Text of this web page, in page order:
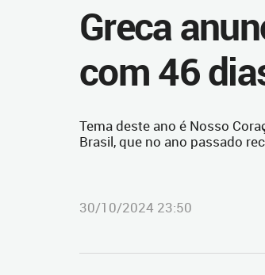
Greca
com 46
Tema deste ano é Nosso
Brasil, que no ano passado
30/10/2024 23:50